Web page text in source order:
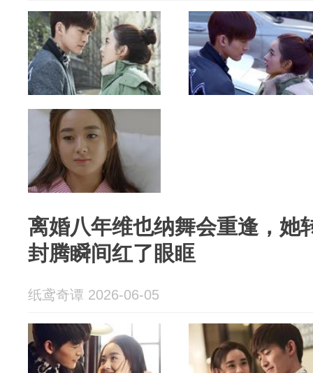
离婚八年维也纳舞会重逢，她
封腾瞬间红了眼眶
纸鸢奇谭 2026-06-05